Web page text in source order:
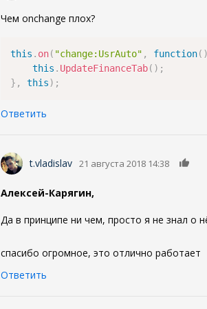
Чем onchange плох?
this . on( "change:UsrAuto" , function( )
this . UpdateFinanceTab( ) ;
} , this) ;
Ответить
t.vladislav 21 августа 2018 14:38
Алексей-Карягин,
Да в принципе ни чем, просто я не знал о
спасибо огромное, это отлично работает
Ответить